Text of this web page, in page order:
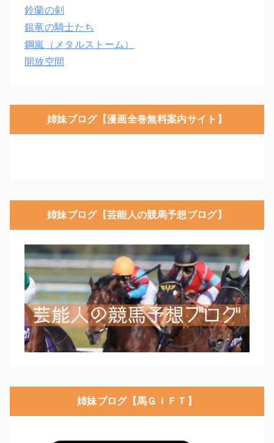
鈴蘭の剣
銀竜の騎士たち
鋼嵐（メタルストーム）
開放空間
姉妹ブログ【漫画全巻無料案内サイト】
姉妹ブログ【芸能人の競馬予想ブログ】
姉妹ブログ【馬ＧＩＦＴ】